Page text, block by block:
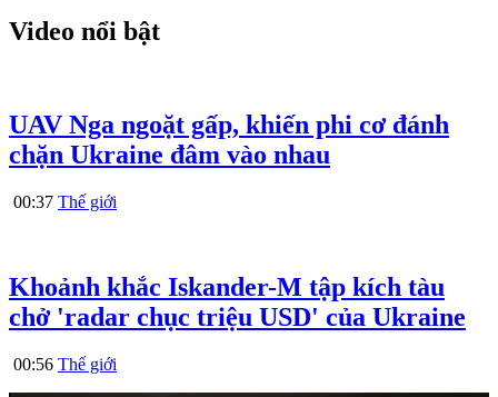
Video nổi bật
UAV Nga ngoặt gấp, khiến phi cơ đánh
chặn Ukraine đâm vào nhau
00:37 Thế giới
Khoảnh khắc Iskander-M tập kích tàu
chở 'radar chục triệu USD' của Ukraine
00:56 Thế giới